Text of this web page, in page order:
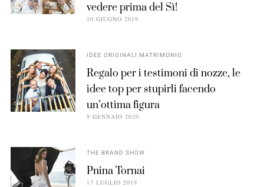
vedere prima del Sì!
10 GIUGNO 2019
IDEE ORIGINALI MATRIMONIO
Regalo per i testimoni di nozze, le
idee top per stupirli facendo
un’ottima figura
9 GENNAIO 2020
THE BRAND SHOW
Pnina Tornai
17 LUGLIO 2019